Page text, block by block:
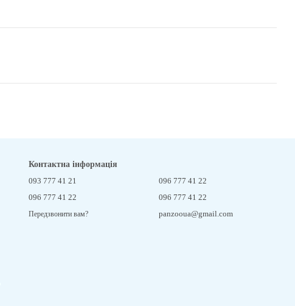
Контактна інформація
093 777 41 21
096 777 41 22
Передзвонити вам?
096 777 41 22
096 777 41 22
panzooua@gmail.com